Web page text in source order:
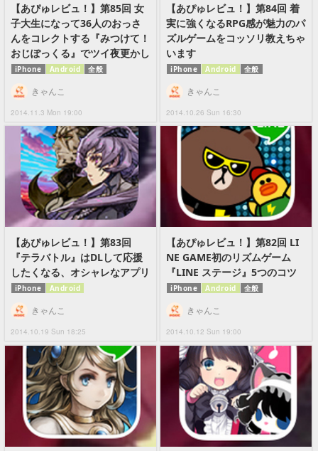
【あぴゅレビュ！】第85回 女
子大生になって36人のおっさ
んをコレクトする『みつけて！
おじぽっくる』でツイ夜更かし
iPhone Android 全般
2014.11.3 Mon 19:00
きゃんこ
【あぴゅレビュ！】第84回 着
実に強くなるRPG感が魅力のパ
ズルゲームをコッソリ教えちゃ
います
iPhone Android 全般
2014.10.26 Sun 16:30
きゃんこ
【あぴゅレビュ！】第83回
『テラバトル』はDLして応援
したくなる、オシャレなアプリ
iPhone Android
2014.10.19 Sun 18:25
きゃんこ
【あぴゅレビュ！】第82回 LI
NE GAME初のリズムゲーム
『LINE ステージ』5つのコツ
iPhone Android 全般
2014.10.12 Sun 19:00
きゃんこ